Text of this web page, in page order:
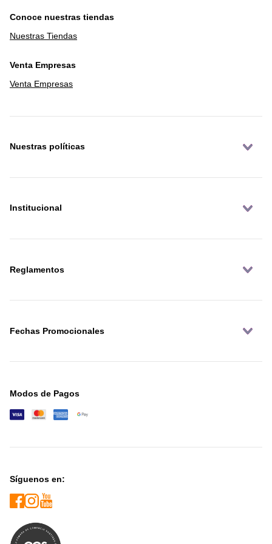
Conoce nuestras tiendas
Nuestras Tiendas
Venta Empresas
Venta Empresas
Nuestras políticas
Institucional
Reglamentos
Fechas Promocionales
Modos de Pagos
Síguenos en: